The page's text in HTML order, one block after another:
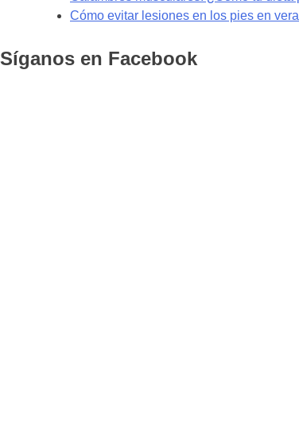
Cómo evitar lesiones en los pies en
Síganos en Facebook